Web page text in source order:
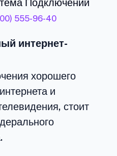
Подключений
555-96-40
интернет-
хорошего
и
стоит